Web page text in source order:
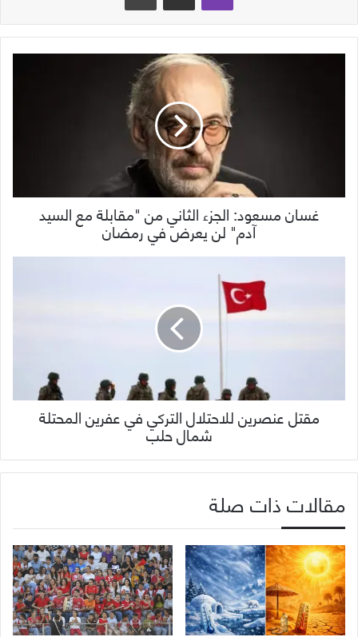
غسان مسعود: الجزء الثاني من "مقابلة مع السيد
آدم" لن يعرض في رمضان
مقتل عنصرين للاحتلال التركي في عفرين المحتلة
شمال حلب
مقالات ذات صلة